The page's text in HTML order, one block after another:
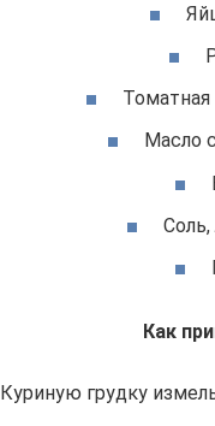
Томатная
Масло
Как
Куриную грудку